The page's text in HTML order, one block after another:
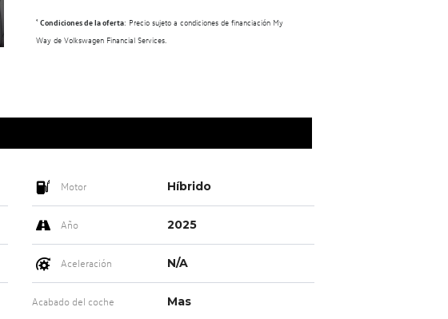
¹Condiciones de la oferta: Precio sujeto a condiciones de financiación My
Way de Volkswagen Financial Services.
Motor Híbrido
Año 2025
Aceleración N/A
Acabado del coche Mas